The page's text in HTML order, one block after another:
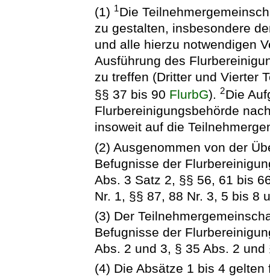
(1) 1Die
zu gestalten, insbesondere
und alle hierzu notwendigen
Ausführung des
zu treffen (Dritter und Vierter
§§ 37 bis 90 FlurbG).2Die
Flurbereinigungsbehörde
insoweit auf die
(2) Ausgenommen von der
Befugnisse der
Abs. 3 Satz 2, §§ 56, 61 bis
Nr. 1, §§ 87, 88 Nr. 3, 5 bis 8
(3) Der
Befugnisse der
Abs. 2 und 3, § 35 Abs. 2
(4) Die Absätze 1 bis 4